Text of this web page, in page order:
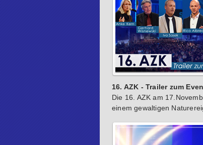
16. AZK - Trailer zum
Die 16. AZK am
einem gewaltigen